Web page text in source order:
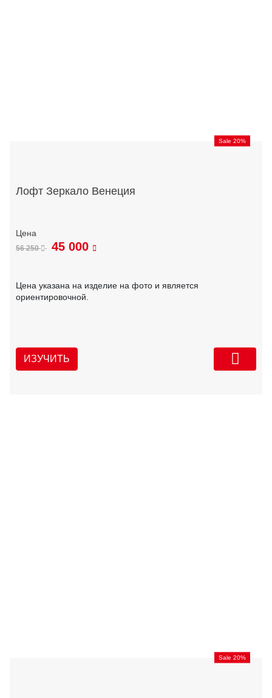
Sale 20%
Лофт Зеркало Венеция
56 250 45 000
Цена указана на изделие на фото и является
ориентировочной.
ИЗУЧИТЬ
Sale 20%